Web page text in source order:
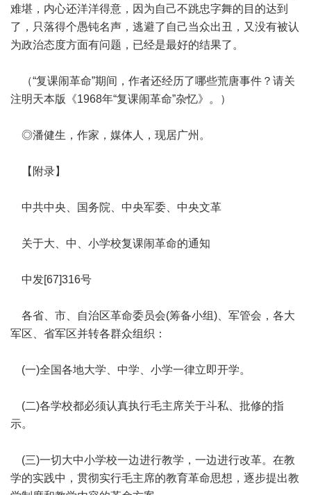
难堪，内心还洋洋得意，因为自己不跳忠字舞的目的达到
了，只落得个愚钝名声，逃避了自己当众出丑，又没有被认
为政治态度方面有问题，已经是最好的结果了。
（“复课闹革命”期间，作者还经历了哪些荒唐事件？请关
注明天本版《1968年“复课闹革命”杂忆》。）
◎潘健生，作家，媒体人，现居广州。
【附录】
中共中央、国务院、中央军委、中央文革
关于大、中、小学校复课闹革命的通知
中发[67]316号
各省、市、自治区革命委员会(筹备小组)、军管会，各大
军区、省军区并转各群众组织：
(一)全国各地大学、中学、小学一律立即开学。
(二)各学校都必须认真执行毛主席关于斗私、批修的指
示。
(三)一切大中小学校一边进行教学，一边进行改革。在教
学的实践中，贯彻实行毛主席的教育革命思想，逐步提出教